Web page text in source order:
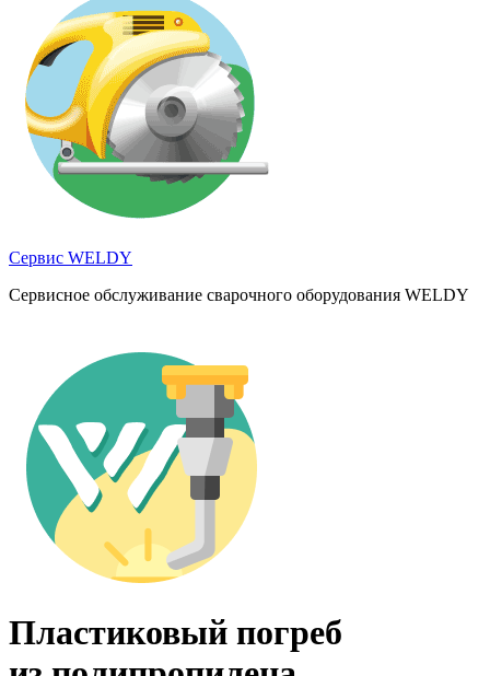
Сервис WELDY
Сервисное обслуживание сварочного оборудования WELDY
Пластиковый погреб